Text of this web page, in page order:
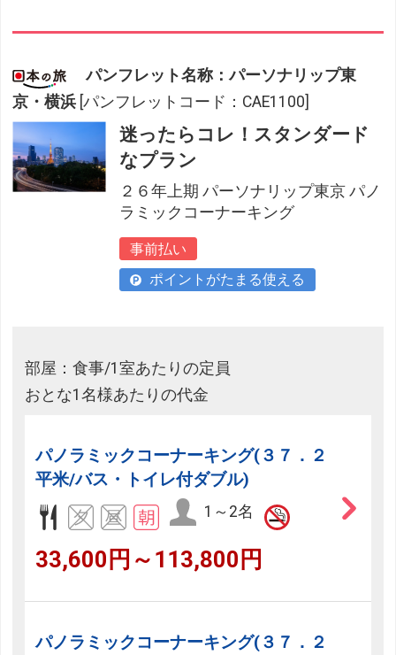
パンフレット名称：パーソナリップ東
京・横浜 [パンフレットコード：CAE1100]
迷ったらコレ！スタンダード
なプラン
２６年上期 パーソナリップ東京 パノ
ラミックコーナーキング
事前払い
ポイントがたまる使える
部屋：食事/1室あたりの定員
おとな1名様あたりの代金
パノラミックコーナーキング(３７．２
平米/バス・トイレ付ダブル)
1～2名
33,600円～113,800円
パノラミックコーナーキング(３７．２